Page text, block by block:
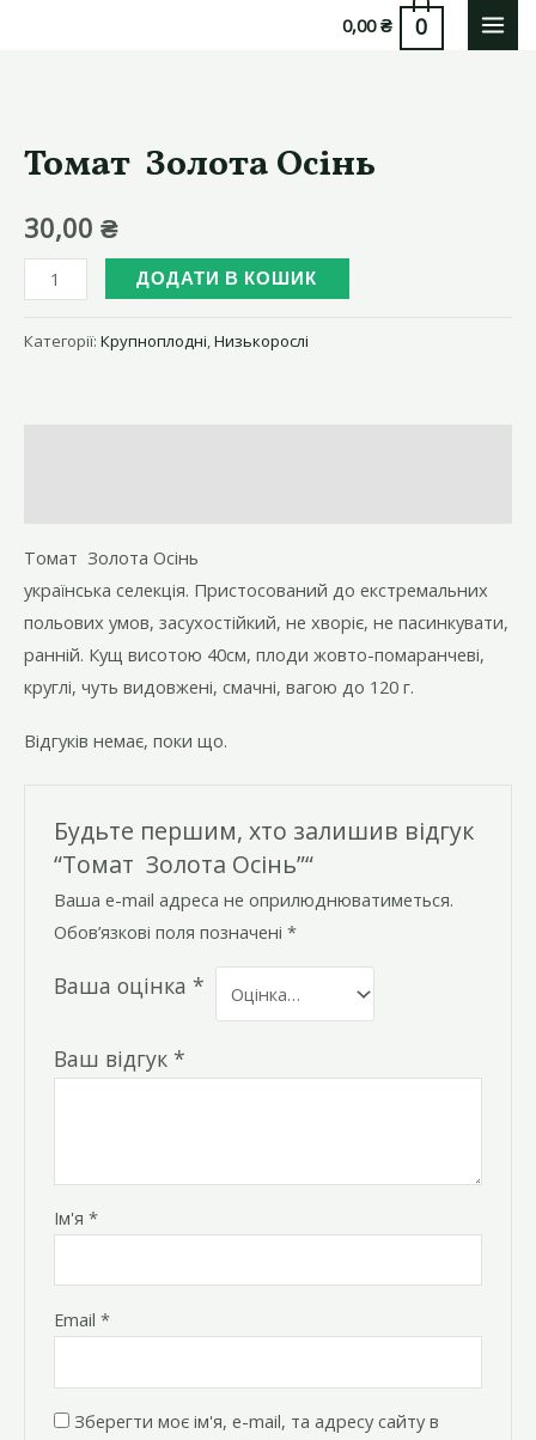
0,00₴ 0
Томат Золота Осінь
30,00 ₴
Томат
Золота
Осінь
ДОДАТИ В КОШИК
Категорії: Крупноплодні,Низькорослі
Томат Золота Осінь
українська селекція. Пристосований до екстремальних
польових умов, засухостійкий, не хворіє, не пасинкувати,
ранній. Кущ висотою 40см, плоди жовто-помаранчеві,
круглі, чуть видовжені, смачні, вагою до 120 г.
Відгуків немає, поки що.
Будьте першим, хто залишив відгук
“Томат Золота Осінь”“
Ваша e-mail адреса не оприлюднюватиметься.
Обов’язкові поля позначені*
Ваша оцінка*
Ваш відгук*
Ім'я*
Email*
Зберегти моє ім'я, e-mail, та адресу сайту в